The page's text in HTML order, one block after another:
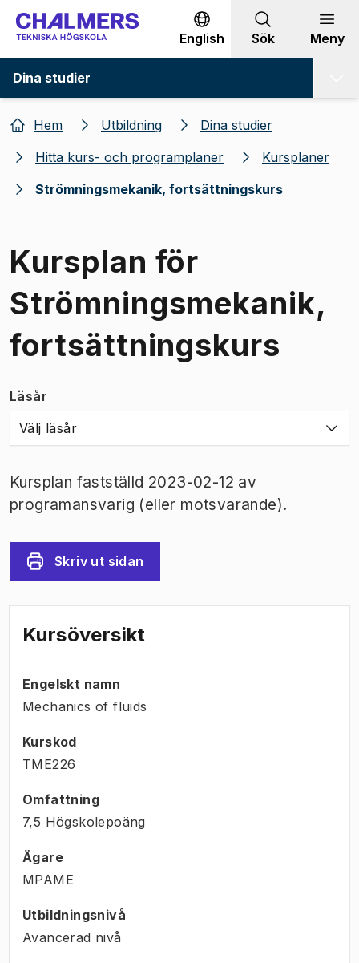
Gå till innehållet
English Sök Meny
Dina studier
Hem Utbildning
Dina studier
Hitta kurs- och programplaner
Kursplaner
Strömningsmekanik, fortsättningskurs
Kursplan för
Strömningsmekanik,
fortsättningskurs
Läsår
Välj läsår
Kursplan fastställd 2023-02-12 av
programansvarig (eller motsvarande).
Skriv ut sidan
Kursöversikt
Engelskt namn
Mechanics of fluids
Kurskod
TME226
Omfattning
7,5 Högskolepoäng
Ägare
MPAME
Utbildningsnivå
Avancerad nivå